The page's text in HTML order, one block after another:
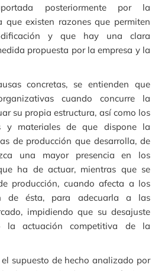
posteriormente por la
que existen razones que permiten
y que hay una clara
propuesta por la empresa y la
concretas, se entienden que
cuando concurre la
su propia estructura, así como los
y materiales de que dispone la
de producción que desarrolla, de
una mayor presencia en los
ha de actuar, mientras que se
producción, cuando afecta a los
de ésta, para adecuarla a las
impidiendo que su desajuste
la actuación competitiva de la
supuesto de hecho analizado por